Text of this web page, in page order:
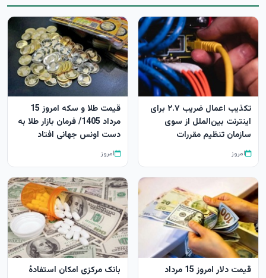
تکذیب اعمال ضریب ۲.۷ برای
اینترنت بین‌الملل از سوی
سازمان تنظیم مقررات
امروز
قیمت طلا و سکه امروز 15
مرداد 1405/ فرمان بازار طلا به
دست اونس جهانی افتاد
امروز
قیمت دلار امروز 15 مرداد
بانک مرکزی امکان استفادۀ